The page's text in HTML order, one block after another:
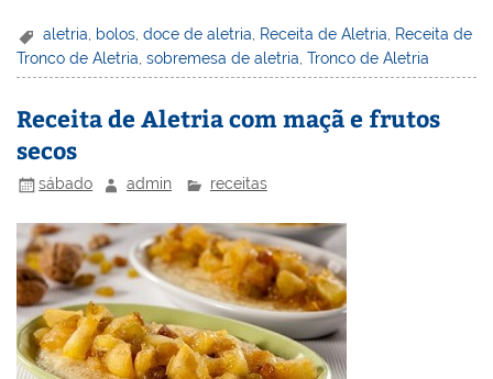
er
e
st
k
e
dI
c
e
b
o
k
itt
er
ai
l
h
o
o
l
t
ar
e
aletria, bolos,doce de aletria, Receita de Aletria, Receita de
Tronco de Aletria ,sobremesa de aletria ,Tronco de Aletria
Receita de Aletria com maçã e frutos
secos
sábado admin receitas